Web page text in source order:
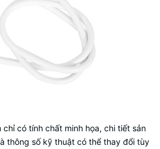
chỉ có tính chất minh họa, chi tiết sản
thông số kỹ thuật có thể thay đổi tùy